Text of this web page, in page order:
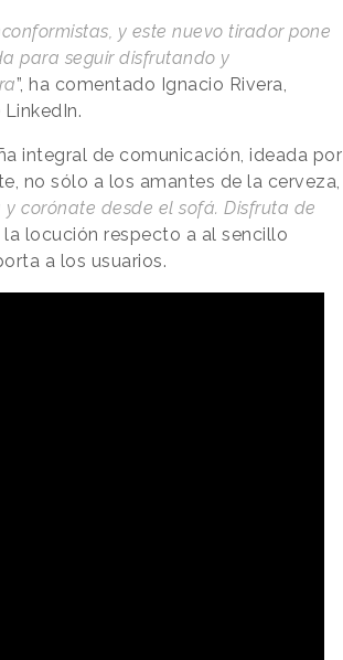
y este nuevo tirador pone
para seguir disfrutando y
”, ha comentado Ignacio Rivera,
integral de comunicación, ideada por
no sólo a los amantes de la cerveza,
y corónate desde el sofá. Disfruta de
la locución respecto a al sencillo
a los usuarios.